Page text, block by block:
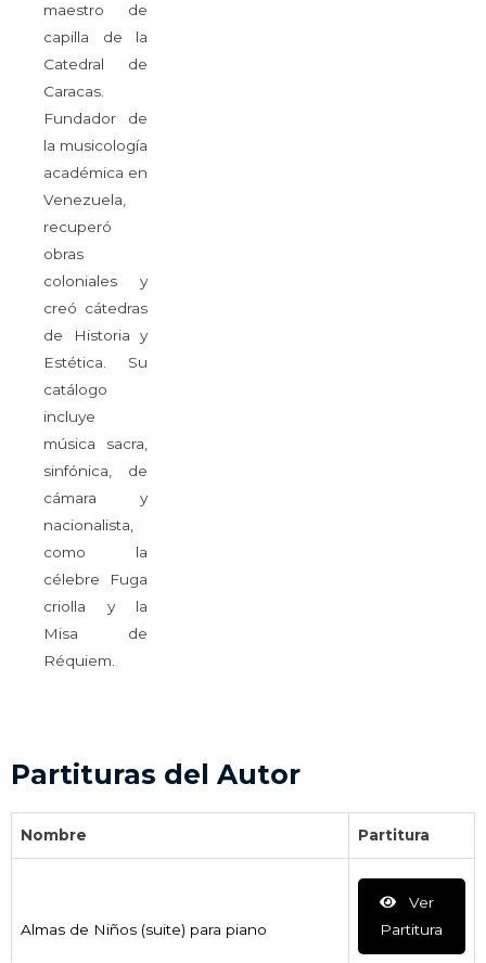
maestro de
capilla de la
Catedral de
Caracas.
Fundador de
la musicología
académica en
Venezuela,
recuperó
obras
coloniales y
creó cátedras
de Historia y
Estética. Su
catálogo
incluye
música sacra,
sinfónica, de
cámara y
nacionalista,
como la
célebre Fuga
criolla y la
Misa de
Réquiem.
Partituras del Autor
Nombre Partitura
Almas de Niños (suite) para piano
Ver
Partitura